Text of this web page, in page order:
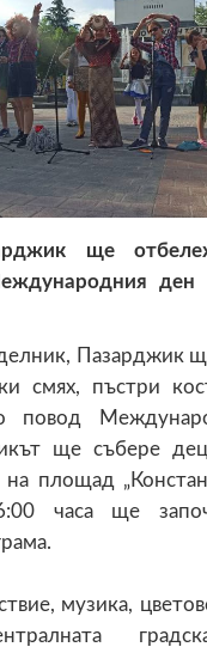
ще
Пазарджик
смях, пъстри
повод
ще събере
на площад
часа ще
музика,